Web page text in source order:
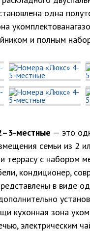
одна
и полным
местные — это
семьи из 2
террасу с набором
кондиционер,
в виде
кухонная зона
электрическим